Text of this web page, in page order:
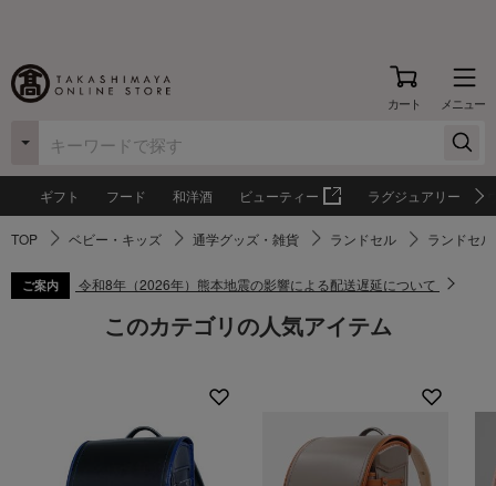
カート メニュー
ギフト フード 和洋酒 ビューティー ラグジュアリー
TOP ベビー・キッズ 通学グッズ・雑貨 ランドセル ランドセ
ご案内 令和8年（2026年）熊本地震の影響による配送遅延について
このカテゴリの人気アイテム